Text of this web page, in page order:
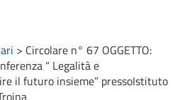
> Circolare n° 67 OGGETTO:
“ Legalità e
il futuro insieme” pressoIstituto